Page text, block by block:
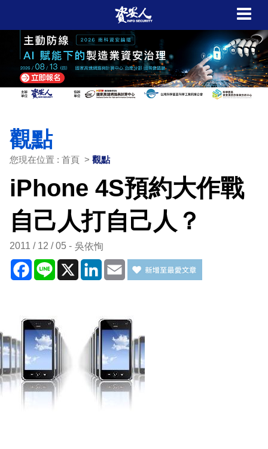
觀點
您現在位置 : 首頁 > 觀點
iPhone 4S預約大作戰
自己人打自己人？
2011 / 12 / 05 吳依恂
Facebook
Line X LinkedIn
Email